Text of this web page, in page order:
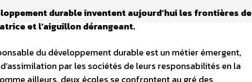
durable inventent aujourd’hui les frontières de
et l’aiguillon dérangeant.
du développement durable est un métier émergent,
par les sociétés de leurs responsabilités en la
ailleurs, deux écoles se confrontent au gré des